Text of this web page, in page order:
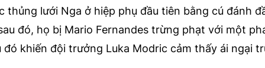
thủng lưới Nga ở hiệp phụ đầu tiên bằng cú đánh
đó, họ bị Mario Fernandes trừng phạt với một
khiến đội trưởng Luka Modric cảm thấy ái ngại